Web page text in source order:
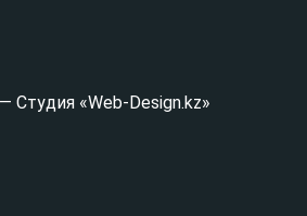
Студия «Web-Design.kz»